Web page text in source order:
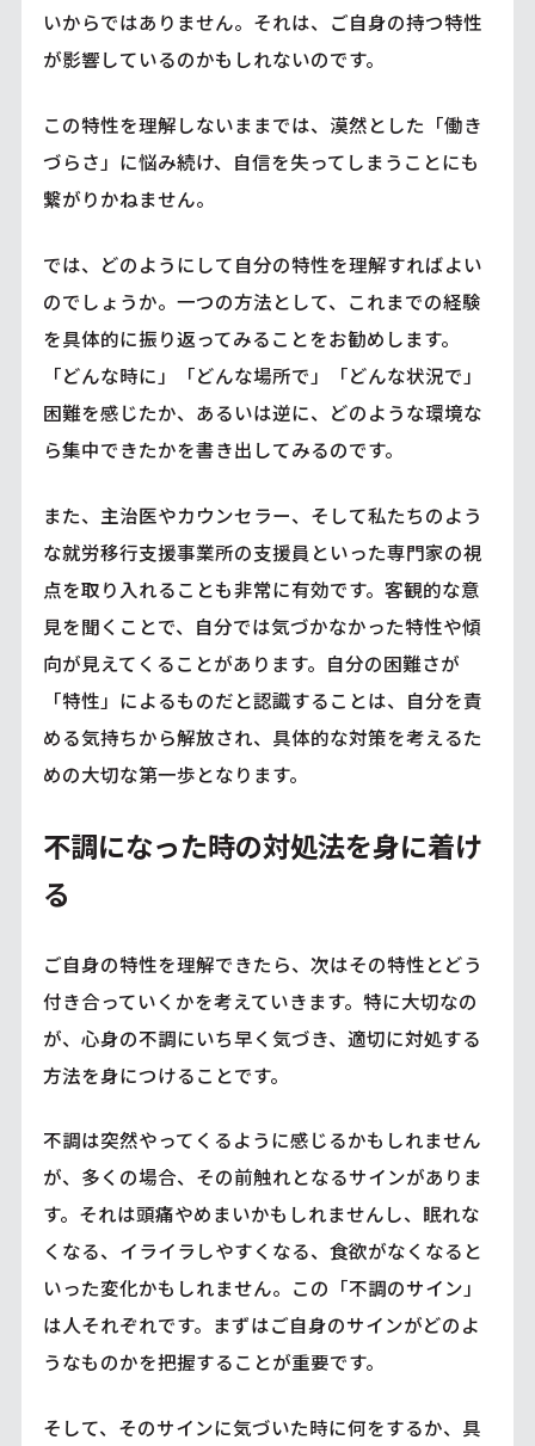
いからではありません。それは、ご自身の持つ特性
が影響しているのかもしれないのです。
この特性を理解しないままでは、漠然とした「働き
づらさ」に悩み続け、自信を失ってしまうことにも
繋がりかねません。
では、どのようにして自分の特性を理解すればよい
のでしょうか。一つの方法として、これまでの経験
を具体的に振り返ってみることをお勧めします。
「どんな時に」「どんな場所で」「どんな状況で」
困難を感じたか、あるいは逆に、どのような環境な
ら集中できたかを書き出してみるのです。
また、主治医やカウンセラー、そして私たちのよう
な就労移行支援事業所の支援員といった専門家の視
点を取り入れることも非常に有効です。客観的な意
見を聞くことで、自分では気づかなかった特性や傾
向が見えてくることがあります。自分の困難さが
「特性」によるものだと認識することは、自分を責
める気持ちから解放され、具体的な対策を考えるた
めの大切な第一歩となります。
不調になった時の対処法を身に着け
る
ご自身の特性を理解できたら、次はその特性とどう
付き合っていくかを考えていきます。特に大切なの
が、心身の不調にいち早く気づき、適切に対処する
方法を身につけることです。
不調は突然やってくるように感じるかもしれません
が、多くの場合、その前触れとなるサインがありま
す。それは頭痛やめまいかもしれませんし、眠れな
くなる、イライラしやすくなる、食欲がなくなると
いった変化かもしれません。この「不調のサイン」
は人それぞれです。まずはご自身のサインがどのよ
うなものかを把握することが重要です。
そして、そのサインに気づいた時に何をするか、具